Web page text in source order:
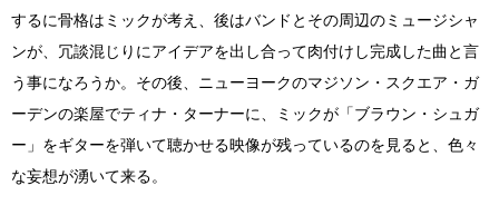
するに骨格はミックが考え、後はバンドとその周辺のミュージシャ
ンが、冗談混じりにアイデアを出し合って肉付けし完成した曲と言
う事になろうか。その後、ニューヨークのマジソン・スクエア・ガ
ーデンの楽屋でティナ・ターナーに、ミックが「ブラウン・シュガ
ー」をギターを弾いて聴かせる映像が残っているのを見ると、色々
な妄想が湧いて来る。